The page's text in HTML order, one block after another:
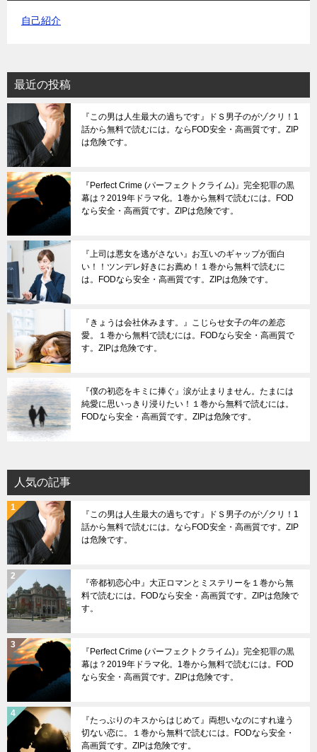
自己紹介
最近の投稿
『この男は人生最大の過ちです』ドＳ男子のがゾクリ！1
話から無料で読むには。ならFOD安全・高画質です。ZIP
は危険です。
『Perfect Crime (パーフェクトクライム)』完全犯罪の黒
幕は？2019年ドラマ化。1巻から無料で読むには。FOD
なら安全・高画質です。ZIPは危険です。
『上司は悪女を逃がさない』お互いのギャップが面白
い！！ツンデレ好きにお薦め！１巻から無料で読むに
は。FODなら安全・高画質です。ZIPは危険です。
『きょうは会社休みます。』こじらせ女子の年の差恋
愛。１巻から無料で読むには。FODなら安全・高画質で
す。ZIPは危険です。
『僕の初恋をキミに捧ぐ』涙が止まりません。たまには
純愛に思いっきり浸りたい！１巻から無料で読むには。
FODなら安全・高画質です。ZIPは危険です。
人気の記事
『この男は人生最大の過ちです』ドＳ男子のがゾクリ！1
話から無料で読むには。ならFOD安全・高画質です。ZIP
は危険です。
『帝都初恋心中』大正ロマンとミステリーを１巻から無
料で読むには。FODなら安全・高画質です。ZIPは危険で
す。
『Perfect Crime (パーフェクトクライム)』完全犯罪の黒
幕は？2019年ドラマ化。1巻から無料で読むには。FOD
なら安全・高画質です。ZIPは危険です。
『たっぷりのキスからはじめて』両想いなのにすれ違う
切ない恋に。１巻から無料で読むには。FODなら安全・
高画質です。ZIPは危険です。